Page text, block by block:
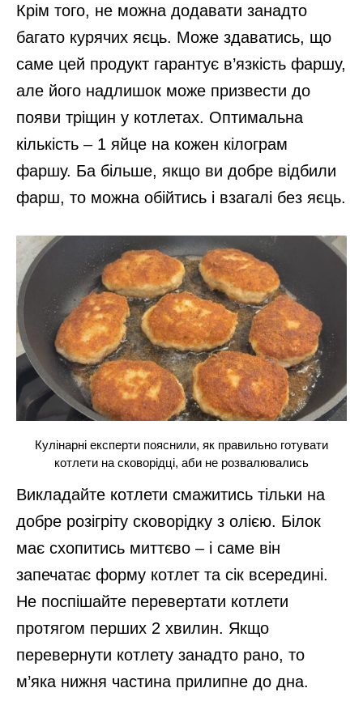
Крім того, не можна додавати занадто
багато курячих яєць. Може здаватись, що
саме цей продукт гарантує в’язкість фаршу,
але його надлишок може призвести до
появи тріщин у котлетах. Оптимальна
кількість – 1 яйце на кожен кілограм
фаршу. Ба більше, якщо ви добре відбили
фарш, то можна обійтись і взагалі без яєць.
Кулінарні експерти пояснили, як правильно готувати
котлети на сковорідці, аби не розвалювались
Викладайте котлети смажитись тільки на
добре розігріту сковорідку з олією. Білок
має схопитись миттєво – і саме він
запечатає форму котлет та сік всередині.
Не поспішайте перевертати котлети
протягом перших 2 хвилин. Якщо
перевернути котлету занадто рано, то
м’яка нижня частина прилипне до дна.